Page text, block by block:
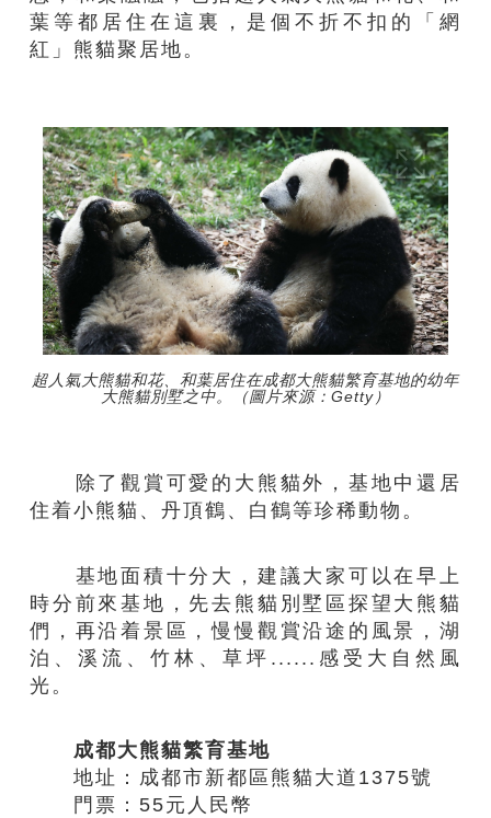
葉等都居住在這裏，是個不折不扣的「網
紅」熊貓聚居地。
超人氣大熊貓和花、和葉居住在成都大熊貓繁育基地的幼年
大熊貓別墅之中。（圖片來源：Getty）
除了觀賞可愛的大熊貓外，基地中還居
住着小熊貓、丹頂鶴、白鶴等珍稀動物。
基地面積十分大，建議大家可以在早上
時分前來基地，先去熊貓別墅區探望大熊貓
們，再沿着景區，慢慢觀賞沿途的風景，湖
泊、溪流、竹林、草坪......感受大自然風
光。
成都大熊貓繁育基地
地址：成都市新都區熊貓大道1375號
門票：55元人民幣